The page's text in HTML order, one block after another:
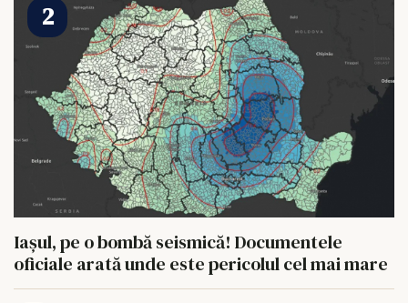
Iașul, pe o bombă seismică! Documentele
oficiale arată unde este pericolul cel mai mare